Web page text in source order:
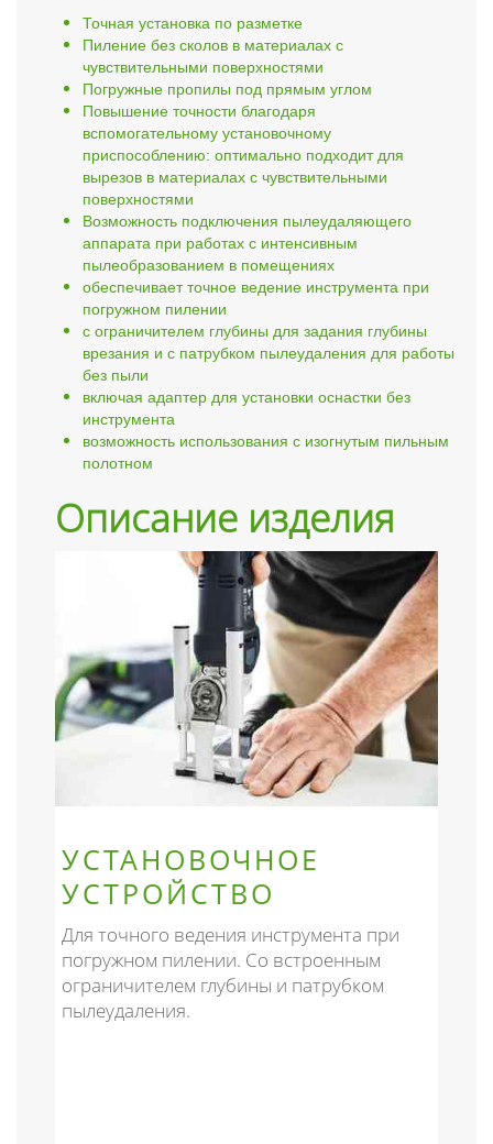
Точная установка по разметке
Пиление без сколов в материалах с
чувствительными поверхностями
Погружные пропилы под прямым углом
Повышение точности благодаря
вспомогательному установочному
приспособлению: оптимально подходит для
вырезов в материалах с чувствительными
поверхностями
Возможность подключения пылеудаляющего
аппарата при работах с интенсивным
пылеобразованием в помещениях
обеспечивает точное ведение инструмента при
погружном пилении
с ограничителем глубины для задания глубины
врезания и с патрубком пылеудаления для работы
без пыли
включая адаптер для установки оснастки без
инструмента
возможность использования с изогнутым пильным
полотном
Описание изделия
УСТАНОВОЧНОЕ
УСТРОЙСТВО
Для точного ведения инструмента при
погружном пилении. Со встроенным
ограничителем глубины и патрубком
пылеудаления.